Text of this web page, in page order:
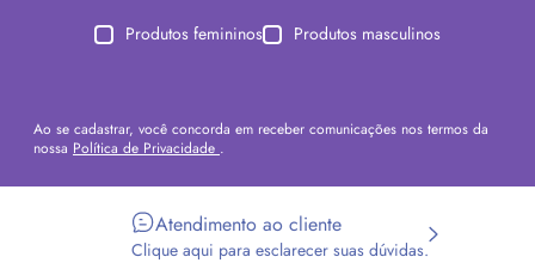
Produtos femininos Produtos masculinos
Ao se cadastrar, você concorda em receber comunicações nos termos da
nossa Política de Privacidade .
Atendimento ao cliente
Clique aqui para esclarecer suas dúvidas.